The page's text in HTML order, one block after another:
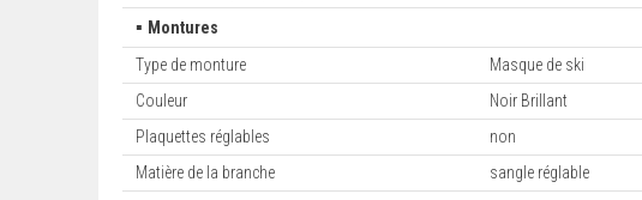
▪ Montures
Type de monture
Masque de ski
Couleur
Noir Brillant
Plaquettes réglables
non
Matière de la branche
sangle réglable